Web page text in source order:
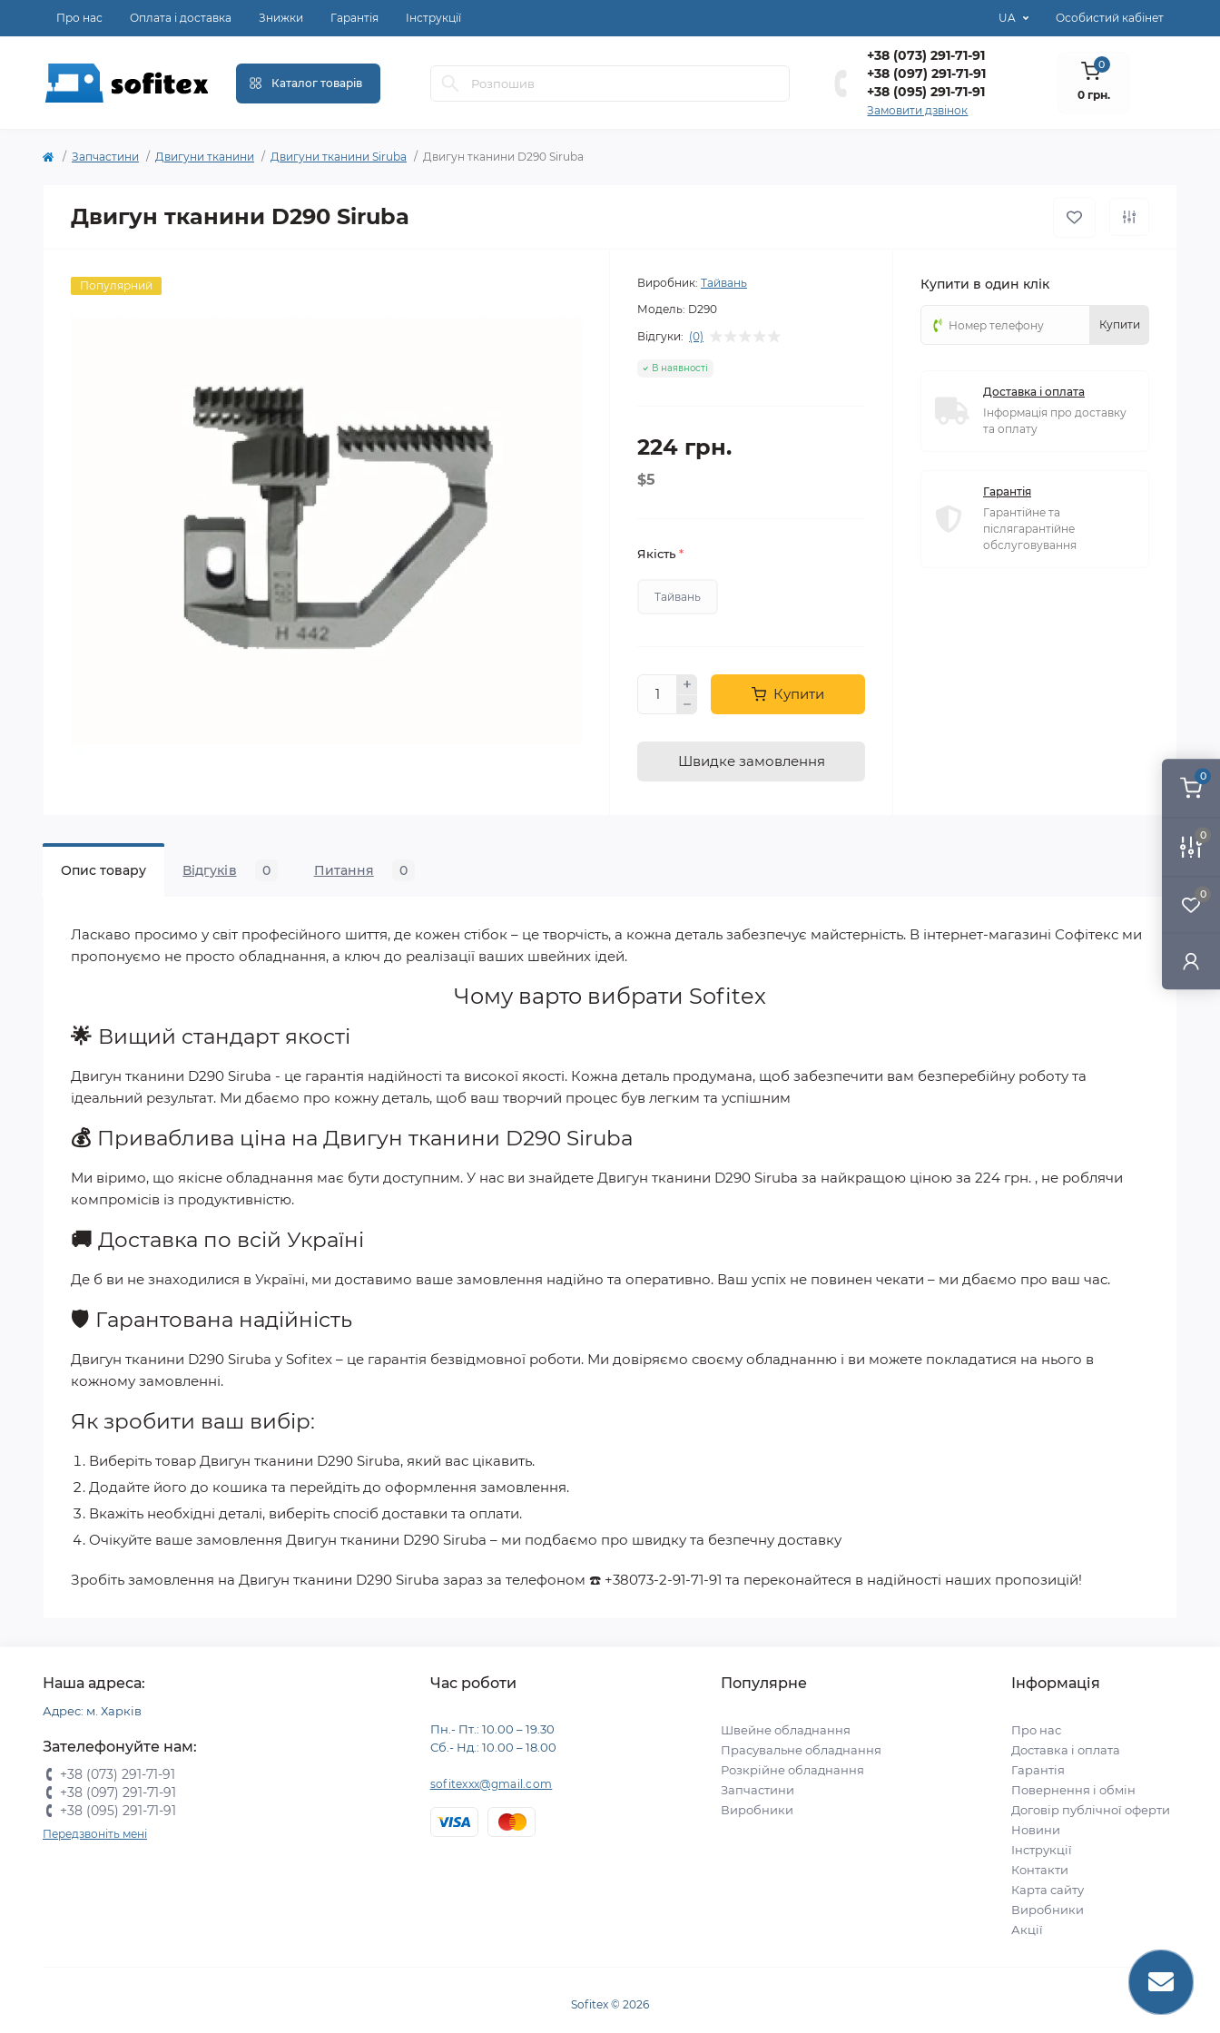
0
0
0
Про нас Оплата і доставка Знижки Гарантія Інструкції UA Особистий кабінет
Каталог товарів
+38 (073) 291-71-91
+38 (097) 291-71-91
+38 (095) 291-71-91
Замовити дзвінок
0
0 грн.
Запчастини Двигуни тканини Двигуни тканини Siruba Двигун тканини D290 Siruba
Двигун тканини D290 Siruba
Популярний Виробник: Тайвань
Модель: D290
Відгуки: (0)
В наявності
224 грн.
$5
Якість *
Тайвань
Купити
Швидке замовлення
Купити в один клік
Купити
Доставка і оплата
Інформація про доставку
та оплату
Гарантія
Гарантійне та
післягарантійне
обслуговування
Опис товару Відгуків 0 Питання 0
Ласкаво просимо у світ професійного шиття, де кожен стібок – це творчість, а кожна деталь забезпечує майстерність. В інтернет-магазині Софітекс ми
пропонуємо не просто обладнання, а ключ до реалізації ваших швейних ідей.
Чому варто вибрати Sofitex
🌟 Вищий стандарт якості
Двигун тканини D290 Siruba - це гарантія надійності та високої якості. Кожна деталь продумана, щоб забезпечити вам безперебійну роботу та
ідеальний результат. Ми дбаємо про кожну деталь, щоб ваш творчий процес був легким та успішним
💰 Приваблива ціна на Двигун тканини D290 Siruba
Ми віримо, що якісне обладнання має бути доступним. У нас ви знайдете Двигун тканини D290 Siruba за найкращою ціною за 224 грн. , не роблячи
компромісів із продуктивністю.
🚚 Доставка по всій Україні
Де б ви не знаходилися в Україні, ми доставимо ваше замовлення надійно та оперативно. Ваш успіх не повинен чекати – ми дбаємо про ваш час.
🛡️ Гарантована надійність
Двигун тканини D290 Siruba у Sofitex – це гарантія безвідмовної роботи. Ми довіряємо своєму обладнанню і ви можете покладатися на нього в
кожному замовленні.
Як зробити ваш вибір:
Виберіть товар Двигун тканини D290 Siruba, який вас цікавить.
Додайте його до кошика та перейдіть до оформлення замовлення.
Вкажіть необхідні деталі, виберіть спосіб доставки та оплати.
Очікуйте ваше замовлення Двигун тканини D290 Siruba – ми подбаємо про швидку та безпечну доставку
Зробіть замовлення на Двигун тканини D290 Siruba зараз за телефоном ☎️ +38073-2-91-71-91 та переконайтеся в надійності наших пропозицій!
Наша адреса:
Адрес: м. Харків
Зателефонуйте нам:
+38 (073) 291-71-91
+38 (097) 291-71-91
+38 (095) 291-71-91
Передзвоніть мені
Час роботи
Пн.- Пт.: 10.00 – 19.30
Сб.- Нд.: 10.00 – 18.00
sofitexxx@gmail.com
Популярне
Швейне обладнання
Прасувальне обладнання
Розкрійне обладнання
Запчастини
Виробники
Інформація
Про нас
Доставка і оплата
Гарантія
Повернення і обмін
Договір публічної оферти
Новини
Інструкції
Контакти
Карта сайту
Виробники
Акції
Sofitex © 2026